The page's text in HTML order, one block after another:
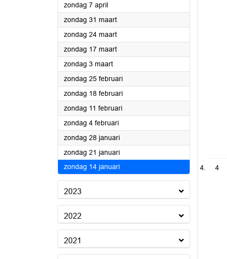
zondag 7 april2024
zondag 31 maart2024
zondag 24 maart2024
zondag 17 maart2024
zondag 3 maart2024
zondag 25 februari2024
zondag 18 februari2024
zondag 11 februari2024
zondag 4 februari2024
zondag 28 januari2024
zondag 21 januari2024
zondag 14 januari2024
2023
2022
2021
4